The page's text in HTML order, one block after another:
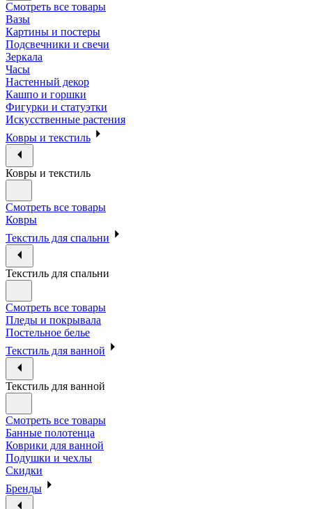
Смотреть все товары
Вазы
Картины и постеры
Подсвечники и свечи
Зеркала
Часы
Настенный декор
Кашпо и горшки
Фигурки и статуэтки
Искусственные растения
Ковры и текстиль
Ковры и текстиль
Смотреть все товары
Ковры
Текстиль для спальни
Текстиль для спальни
Смотреть все товары
Пледы и покрывала
Постельное белье
Текстиль для ванной
Текстиль для ванной
Смотреть все товары
Банные полотенца
Коврики для ванной
Подушки и чехлы
Скидки
Бренды